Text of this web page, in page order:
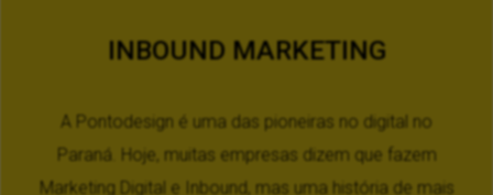
INBOUND MARKETING
A Pontodesign é uma das pioneiras no digital no
Paraná. Hoje, muitas empresas dizem que fazem
Marketing Digital e Inbound, mas uma história de mais